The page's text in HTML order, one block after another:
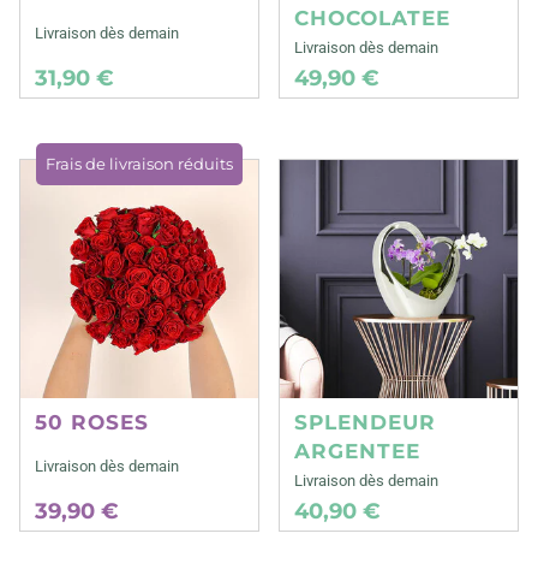
Livraison dès demain
31,90 €
CHOCOLATEE
Livraison dès demain
49,90 €
Frais de livraison réduits
50 ROSES
Livraison dès demain
39,90 €
SPLENDEUR
ARGENTEE
Livraison dès demain
40,90 €